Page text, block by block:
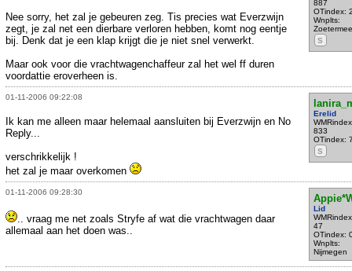
887
OTindex:
Wnplts:
S
Nee sorry, het zal je gebeuren zeg. Tis precies wat Everzwijn
zegt, je zal net een dierbare verloren hebben, komt nog eentje
bij. Denk dat je een klap krijgt die je niet snel verwerkt.
Maar ook voor die vrachtwagenchaffeur zal het wel ff duren
voordattie eroverheen is.
01-11-2006 09:22:08
Erelid
833
OTindex:
S
Ik kan me alleen maar helemaal aansluiten bij Everzwijn en No
Reply...
verschrikkelijk !
het zal je maar overkomen
01-11-2006 09:28:30
Lid
47
OTindex:
Wnplts:
Nijmegen
.. vraag me net zoals Stryfe af wat die vrachtwagen daar
allemaal aan het doen was..